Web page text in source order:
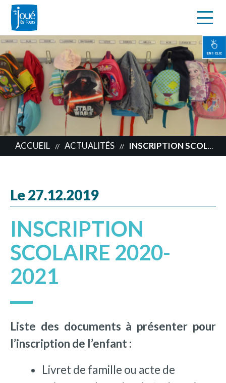
Aller
contenu
principal
EN 1 CLIC
ACCUEIL // ACTUALITÉS // INSCRIPTION SCOLAIRE 2020-2021
Le 27.12.2019
INSCRIPTION
SCOLAIRE 2020-
2021
Liste des documents à présenter pour
l’inscription de l’enfant :
Livret de famille ou acte de